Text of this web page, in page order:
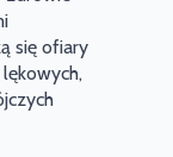
się ofiary